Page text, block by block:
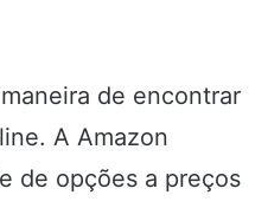
de encontrar
A Amazon
de opções a preços